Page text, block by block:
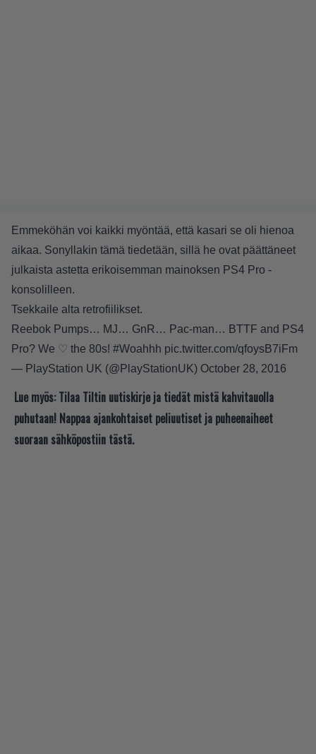
Emmeköhän voi kaikki myöntää, että kasari se oli hienoa
aikaa. Sonyllakin tämä tiedetään, sillä he ovat päättäneet
julkaista astetta erikoisemman mainoksen PS4 Pro -
konsolilleen.
Tsekkaile alta retrofiilikset.
Reebok Pumps… MJ… GnR… Pac-man… BTTF and PS4
Pro? We ♡ the 80s! #Woahhh pic.twitter.com/qfoysB7iFm
— PlayStation UK (@PlayStationUK) October 28, 2016
Lue myös: Tilaa Tiltin uutiskirje ja tiedät mistä kahvitauolla
puhutaan! Nappaa ajankohtaiset peliuutiset ja puheenaiheet
suoraan sähköpostiin tästä.